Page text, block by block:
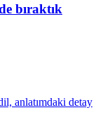
bıraktık
anlatımdaki detay